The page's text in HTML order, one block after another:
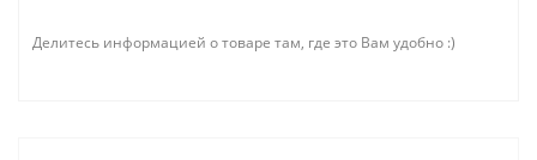
Делитесь информацией о товаре там, где это Вам удобно :)